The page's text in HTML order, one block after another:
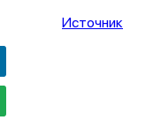
Источник